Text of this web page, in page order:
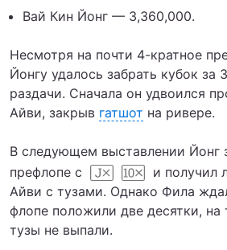
Вай Кин Йонг — 3,360,000.
Несмотря на почти 4-кратное
Йонгу удалось забрать кубок за
раздачи. Сначала он удвоился
Айви, закрыв гатшот на ривере.
В следующем выставлении Йонг
префлопе с
и получил
Айви с тузами. Однако Фила
флопе положили две десятки, на
тузы не выпали.